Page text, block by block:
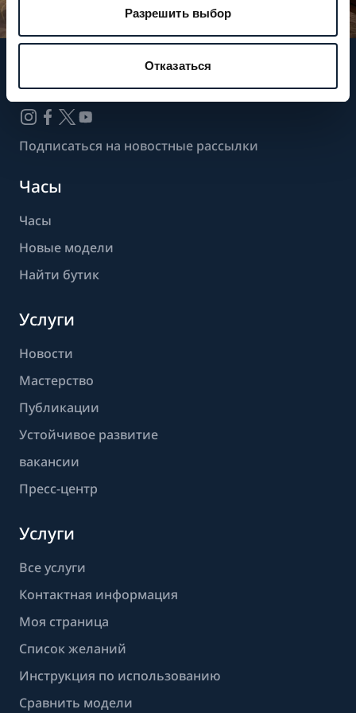
Разрешить выбор
Отказаться
Следите за нашими новостями
Подписаться на новостные рассылки
Часы
Часы
Новые модели
Найти бутик
Услуги
Новости
Мастерство
Публикации
Устойчивое развитие
вакансии
Пресс-центр
Услуги
Все услуги
Контактная информация
Моя страница
Список желаний
Инструкция по использованию
Сравнить модели